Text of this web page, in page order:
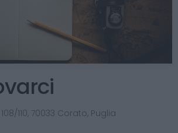
110, 70033 Corato, Puglia